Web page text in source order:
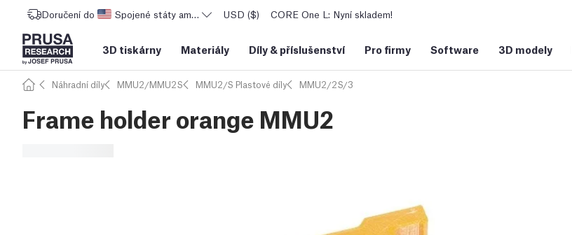
Doručení do Spojené státy americké USD ($) CORE One L: Nyní skladem!
3D tiskárny Materiály Díly & příslušenství Pro firmy Software 3D modely
Náhradní díly MMU2/MMU2S MMU2/S Plastové díly MMU2/2S/3
Frame holder orange MMU2